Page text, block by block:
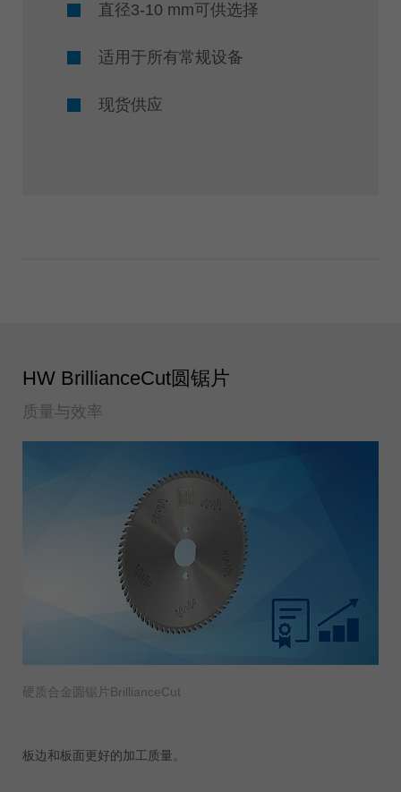
直径3-10 mm可供选择
适用于所有常规设备
现货供应
HW BrillianceCut圆锯片
质量与效率
硬质合金圆锯片BrillianceCut
板边和板面更好的加工质量。